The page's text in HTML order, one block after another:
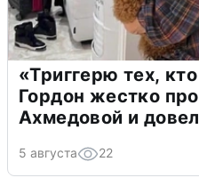
«Триггерю тех,
Гордон жестко
Ахмедовой и
5 августа 22